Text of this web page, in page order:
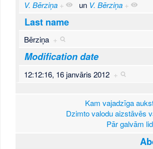
V. Bērziņa + un V. Bērziņa +
Last name
Bērziņa +
Modification date
12:12:16, 16 janvāris 2012 +
Kam vajadzīga
Dzimto valodu aizstāvēs
Pār galvām